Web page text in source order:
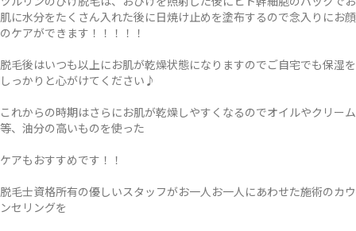
肌に水分をたくさん入れた後に日焼け止めを塗布するので念入りにお顔
のケアができます！！！！！
脱毛後はいつも以上にお肌が乾燥状態になりますのでご自宅でも保湿を
しっかりと心がけてください♪
これからの時期はさらにお肌が乾燥しやすくなるのでオイルやクリーム
等、油分の高いものを使った
ケアもおすすめです！！
脱毛士資格所有の優しいスタッフがお一人お一人にあわせた施術のカウ
ンセリングを